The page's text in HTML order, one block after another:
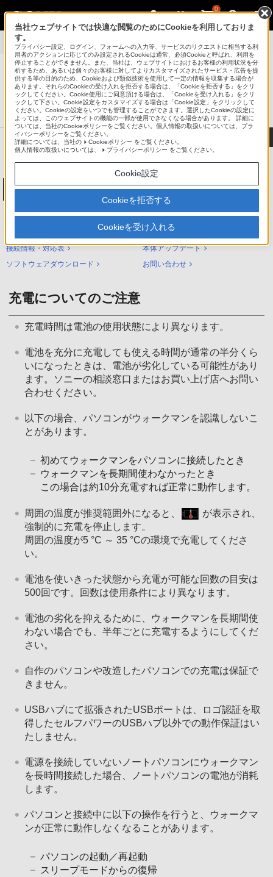
0
製品別サポート > NW-S310シリーズ 使いかた
ポータブルオーディオプレーヤー ウォークマン®
サポート・お問い合わせ
NW-S310シリーズ
NW-S310シリーズ サポートトップ
困ったときは（Q&A）
接続情報・対応表
本体アップデート
ソフトウェアダウンロード
お問い合わせ
充電についてのご注意
充電時間は電池の使用状態により異なります。
電池を充分に充電しても使える時間が通常の半分くら
いになったときは、電池が劣化している可能性があり
ます。ソニーの相談窓口またはお買い上げ店へお問い
合わせください。
以下の場合、パソコンがウォークマンを認識しないこ
とがあります。
初めてウォークマンをパソコンに接続したとき
ウォークマンを長期間使わなかったとき
この場合は約10分充電すれば正常に動作します。
周囲の温度が推奨範囲外になると、
が表示され、
強制的に充電を停止します。
周囲の温度が5 °C ～ 35 °Cの環境で充電してくださ
い。
電池を使いきった状態から充電が可能な回数の目安は
500回です。回数は使用条件により異なります。
電池の劣化を抑えるために、ウォークマンを長期間使
わない場合でも、半年ごとに充電するようにしてくだ
さい。
自作のパソコンや改造したパソコンでの充電は保証で
きません。
USBハブにて拡張されたUSBポートは、ロゴ認証を取
得したセルフパワーのUSBハブ以外での動作保証はい
たしません。
電源を接続していないノートパソコンにウォークマン
を長時間接続した場合、ノートパソコンの電池が消耗
します。
パソコンと接続中に以下の操作を行うと、ウォークマ
ンが正常に動作しなくなることがあります。
パソコンの起動／再起動
スリープモードからの復帰
当社ウェブサイトでは快適な閲覧のためにCookieを利用しておりま
す。
プライバシー設定、ログイン、フォームへの入力等、サービスのリクエストに相当する利
用者のアクションに応じてのみ設定されるCookieは通常、必須Cookieと呼ばれ、利用を
停止することができません。また、当社は、ウェブサイトにおけるお客様の利用状況を分
析するため、あるいは個々のお客様に対してよりカスタマイズされたサービス・広告を提
供する等の目的のため、Cookieおよび類似技術を使用して一定の情報を収集する場合が
あります。それらのCookieの受け入れを拒否する場合は、「Cookieを拒否する」をクリ
ックしてください。Cookie使用にご同意頂ける場合は、「Cookieを受け入れる」をクリ
ックして下さい。Cookie設定をカスタマイズする場合は「Cookie設定」をクリックして
ください。Cookieの設定をいつでも管理することができます。選択したCookieの設定に
よっては、このウェブサイトの機能の一部が使用できなくなる場合があります。 詳細に
ついては、当社のCookieポリシーをご覧ください。個人情報の取扱いについては、プラ
イバシーポリシーをご覧ください。
詳細については、当社の
Cookieポリシー をご覧ください。
個人情報の取扱いについては、
プライバシーポリシー をご覧ください。
Cookie設定
Cookieを拒否する
Cookieを受け入れる